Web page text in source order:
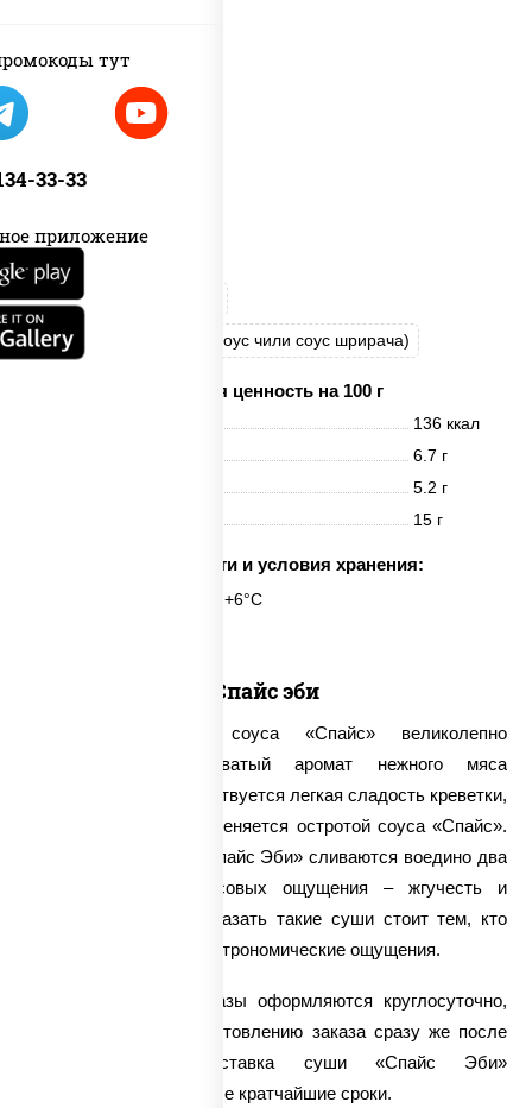
тут
33-33
приложение
рис
соус "Спайс" (майонез соус чили соус шрирача)
Пищевая ценность на 100 г
136 ккал
6.7 г
5.2 г
15 г
Срок годности и условия хранения:
6 часов при t° от +2°C до +6°C
Спайс эби
Жгуче-острый вкус соуса «Спайс» великолепно
подчеркивает сладковатый аромат нежного мяса
креветки. Сначала чувствуется легкая сладость креветки,
которая постепенно оттеняется остротой соуса «Спайс».
Фактически, в суши «Спайс Эби» сливаются воедино два
противоположных вкусовых ощущения – жгучесть и
сладость. Поэтому заказать такие суши стоит тем, кто
ценит оригинальные гастрономические ощущения.
Нашей компанией заказы оформляются круглосуточно,
мы приступаем к приготовлению заказа сразу же после
его получения. Доставка суши «Спайс Эби»
осуществляется в самые кратчайшие сроки.